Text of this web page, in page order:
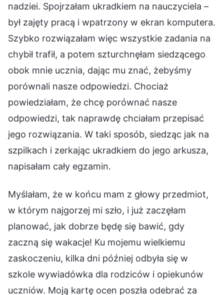
nadziei. Spojrzałam ukradkiem na nauczyciela –
był zajęty pracą i wpatrzony w ekran komputera.
Szybko rozwiązałam więc wszystkie zadania na
chybił trafił, a potem szturchnęłam siedzącego
obok mnie ucznia, dając mu znać, żebyśmy
porównali nasze odpowiedzi. Chociaż
powiedziałam, że chcę porównać nasze
odpowiedzi, tak naprawdę chciałam przepisać
jego rozwiązania. W taki sposób, siedząc jak na
szpilkach i zerkając ukradkiem do jego arkusza,
napisałam cały egzamin.
Myślałam, że w końcu mam z głowy przedmiot,
w którym najgorzej mi szło, i już zaczęłam
planować, jak dobrze będę się bawić, gdy
zaczną się wakacje! Ku mojemu wielkiemu
zaskoczeniu, kilka dni później odbyła się w
szkole wywiadówka dla rodziców i opiekunów
uczniów. Moją kartę ocen poszła odebrać za